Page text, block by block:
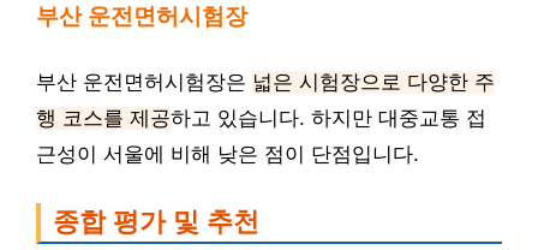
부산 운전면허시험장
부산 운전면허시험장은 넓은 시험장으로 다양한 주
행 코스를 제공하고 있습니다. 하지만 대중교통 접
근성이 서울에 비해 낮은 점이 단점입니다.
종합 평가 및 추천